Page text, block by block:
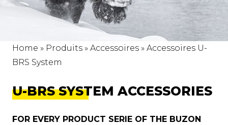
Home » Produits » Accessoires » Accessoires U-
BRS System
U-BRS SYSTEM ACCESSORIES
FOR EVERY PRODUCT SERIE OF THE BUZON